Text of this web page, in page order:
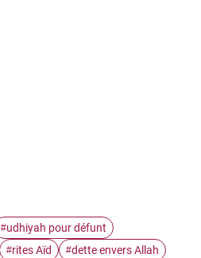
#udhiyah pour défunt
#rites Aïd #dette envers Allah